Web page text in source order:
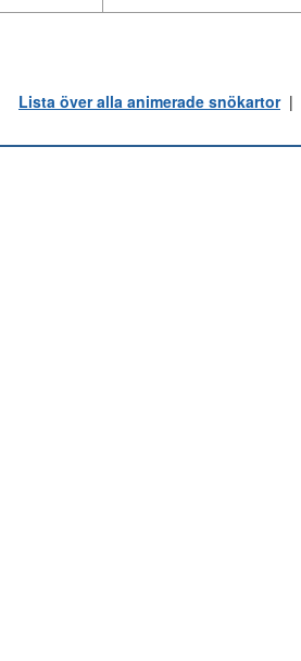
Lista över alla animerade snökartor|